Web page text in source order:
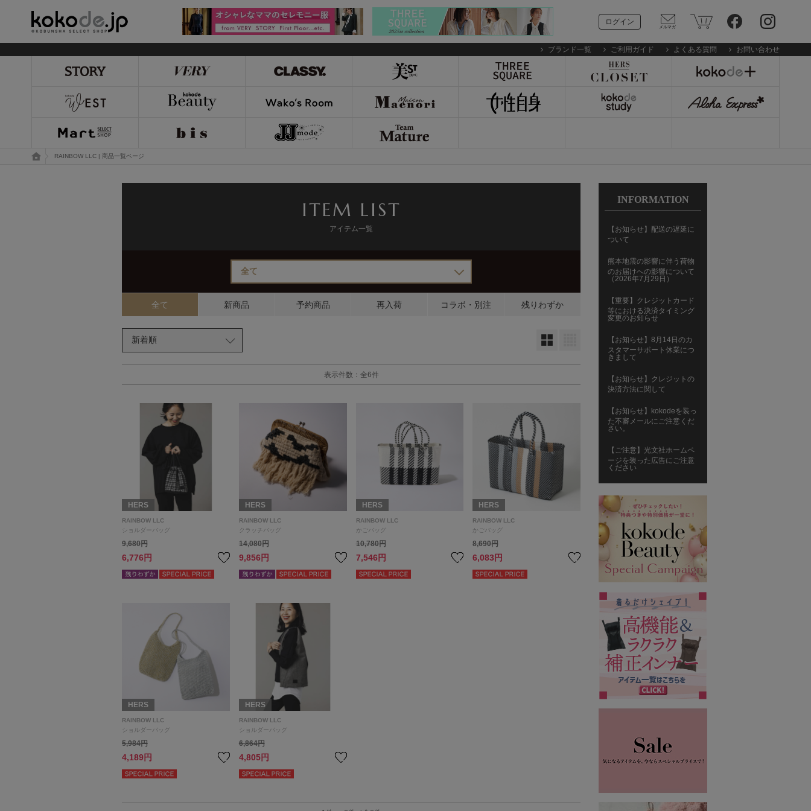
ログイン
ブランド一覧 ご利用ガイド よくある質問 お問い合わせ
トップページ
RAINBOW LLC | 商品一覧ページ
ITEM LIST
アイテム一覧
全て 新商品 予約商品 再入荷 コラボ・別注 残りわずか
表示件数：全6件
HERS
RAINBOW LLC
ショルダーバッグ
9,680円
6,776円
HERS
RAINBOW LLC
クラッチバッグ
14,080円
9,856円
HERS
RAINBOW LLC
かごバッグ
10,780円
7,546円
HERS
RAINBOW LLC
かごバッグ
8,690円
6,083円
HERS
RAINBOW LLC
ショルダーバッグ
5,984円
4,189円
HERS
RAINBOW LLC
ショルダーバッグ
6,864円
4,805円
INFORMATION
【お知らせ】配送の遅延に
ついて
熊本地震の影響に伴う荷物
のお届けへの影響について
（2026年7月29日）
【重要】クレジットカード
等における決済タイミング
変更のお知らせ
【お知らせ】8月14日のカ
スタマーサポート休業につ
きまして
【お知らせ】クレジットの
決済方法に関して
【お知らせ】kokodeを装っ
た不審メールにご注意くだ
さい。
【ご注意】光文社ホームペ
ージを装った広告にご注意
ください